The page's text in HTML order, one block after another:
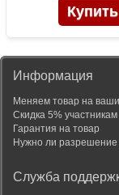
Информация
Меняем товар на
Скидка 5%
Гарантия на товар
Нужно ли разрешение
Служба